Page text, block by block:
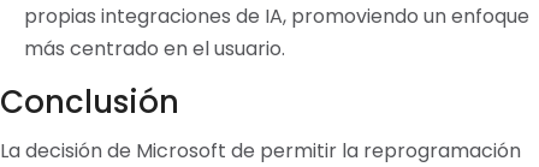
propias integraciones de IA, promoviendo un enfoque
más centrado en el usuario.
Conclusión
La decisión de Microsoft de permitir la reprogramación